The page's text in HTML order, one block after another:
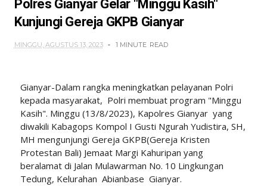
Polres Gianyar Gelar "Minggu Kasih"
Kunjungi Gereja GKPB Gianyar
MINGGU, AGUSTUS 13, 2023 1 MINUTE READ
Gianyar-Dalam rangka meningkatkan pelayanan Polri
kepada masyarakat, Polri membuat program "Minggu
Kasih". Minggu (13/8/2023), Kapolres Gianyar yang
diwakili Kabagops Kompol I Gusti Ngurah Yudistira, SH,
MH mengunjungi Gereja GKPB(Gereja Kristen
Protestan Bali) Jemaat Margi Kahuripan yang
beralamat di Jalan Mulawarman No. 10 Lingkungan
Tedung, Kelurahan Abianbase Gianyar.